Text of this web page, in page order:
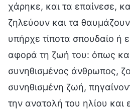
χάρηκε, και τα επαίνεσε,
ζηλεύουν και τα
υπήρχε τίποτα σπουδαίο ή
αφορά τη ζωή του: όπως
συνηθισμένος άνθρωπος,
συνηθισμένη ζωή,
την ανατολή του ηλίου και